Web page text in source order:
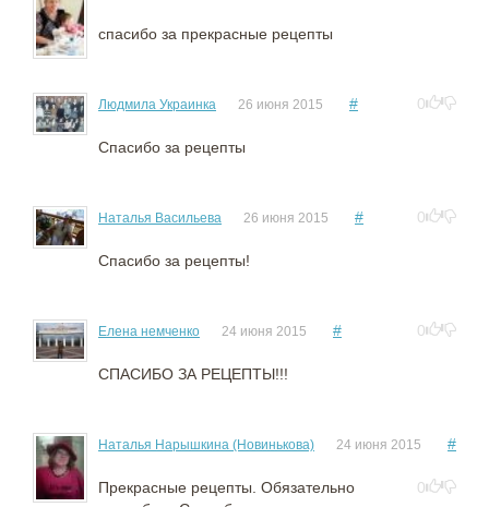
спасибо за прекрасные рецепты
Людмила Украинка 26 июня 2015 # 0
Спасибо за рецепты
Наталья Васильева 26 июня 2015 # 0
Спасибо за рецепты!
Елена немченко 24 июня 2015 # 0
СПАСИБО ЗА РЕЦЕПТЫ!!!
Наталья Нарышкина (Новинькова) 24 июня 2015 #
0
Прекрасные рецепты. Обязательно